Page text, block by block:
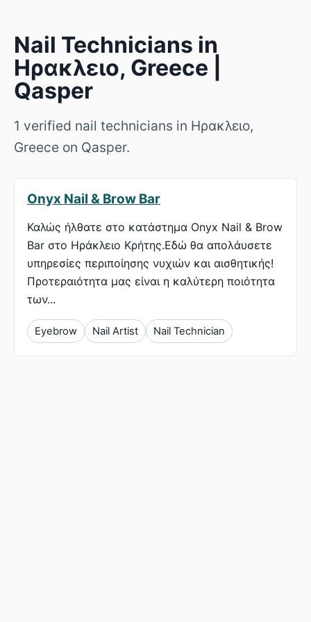
Nail Technicians in
Ηρακλειο, Greece |
Qasper
1 verified nail technicians in Ηρακλειο,
Greece on Qasper.
Onyx Nail & Brow Bar
Καλώς ήλθατε στο κατάστημα Onyx Nail & Brow
Bar στο Ηράκλειο Κρήτης.Εδώ θα απολάυσετε
υπηρεσίες περιποίησης νυχιών και αισθητικής!
Προτεραιότητα μας είναι η καλύτερη ποιότητα
των...
Eyebrow Nail Artist Nail Technician